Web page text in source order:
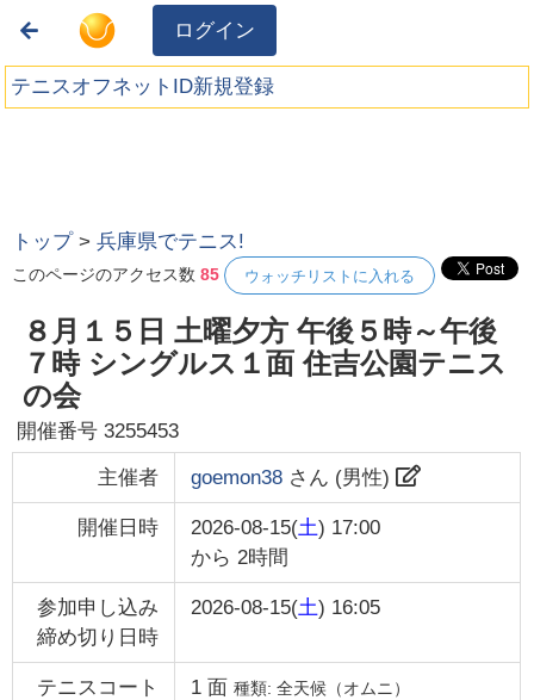
ログイン
テニスオフネットID新規登録
トップ >兵庫県でテニス!
このページのアクセス数85 ウォッチリストに入れる
８月１５日 土曜夕方 午後５時～午後
７時 シングルス１面 住吉公園テニス
の会
開催番号3255453
主催者 goemon38さん (男性)
開催日時 2026-08-15(土) 17:00
から 2時間
参加申し込み
締め切り日時
2026-08-15(土) 16:05
テニスコート 1面 種類: 全天候（オムニ）